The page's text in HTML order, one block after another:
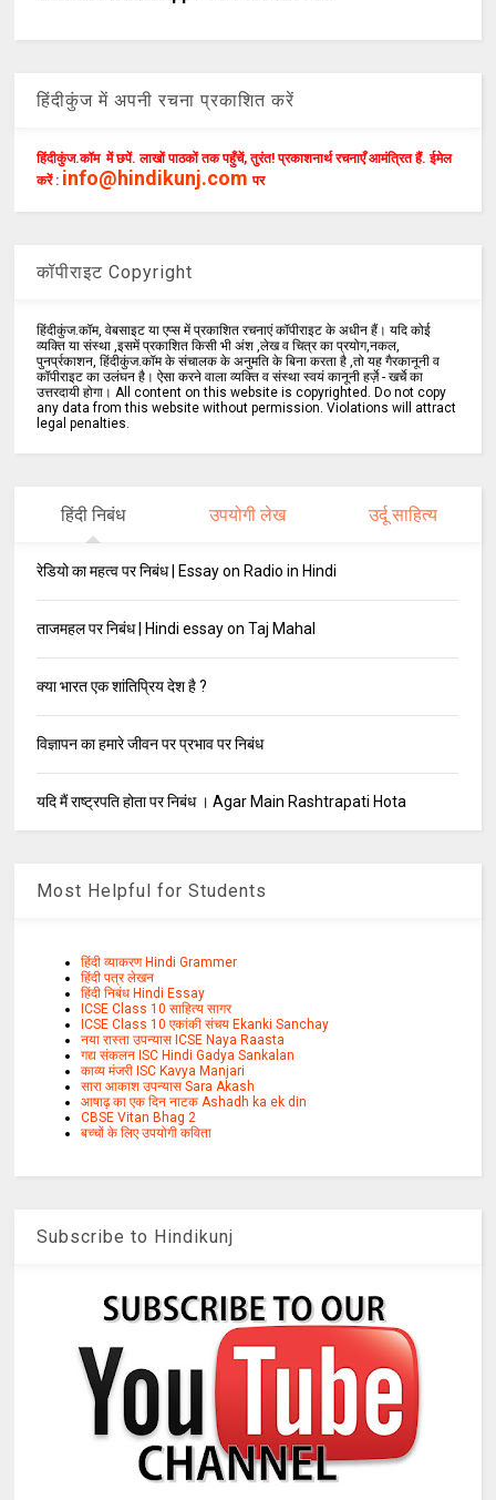
हिंदीकुंज में अपनी रचना प्रकाशित करें
हिंदीकुंज.कॉम में छपें. लाखों पाठकों तक पहुँचें, तुरंत! प्रकाशनार्थ रचनाएँ आमंत्रित हैं. ईमेल
करें : info@hindikunj.com पर
कॉपीराइट Copyright
हिंदीकुंज.कॉम, वेबसाइट या एप्स में प्रकाशित रचनाएं कॉपीराइट के अधीन हैं। यदि कोई
व्यक्ति या संस्था ,इसमें प्रकाशित किसी भी अंश ,लेख व चित्र का प्रयोग,नकल,
पुनर्प्रकाशन, हिंदीकुंज.कॉम के संचालक के अनुमति के बिना करता है ,तो यह गैरकानूनी व
कॉपीराइट का उलंघन है। ऐसा करने वाला व्यक्ति व संस्था स्वयं कानूनी हर्ज़े - खर्चे का
उत्तरदायी होगा। All content on this website is copyrighted. Do not copy
any data from this website without permission. Violations will attract
legal penalties.
हिंदी निबंध उपयोगी लेख उर्दू साहित्य
रेडियो का महत्व पर निबंध | Essay on Radio in Hindi
ताजमहल पर निबंध | Hindi essay on Taj Mahal
क्या भारत एक शांतिप्रिय देश है ?
विज्ञापन का हमारे जीवन पर प्रभाव पर निबंध
यदि मैं राष्ट्रपति होता पर निबंध । Agar Main Rashtrapati Hota
Most Helpful for Students
हिंदी व्याकरण Hindi Grammer
हिंदी पत्र लेखन
हिंदी निबंध Hindi Essay
ICSE Class 10 साहित्य सागर
ICSE Class 10 एकांकी संचय Ekanki Sanchay
नया रास्ता उपन्यास ICSE Naya Raasta
गद्य संकलन ISC Hindi Gadya Sankalan
काव्य मंजरी ISC Kavya Manjari
सारा आकाश उपन्यास Sara Akash
आषाढ़ का एक दिन नाटक Ashadh ka ek din
CBSE Vitan Bhag 2
बच्चों के लिए उपयोगी कविता
Subscribe to Hindikunj